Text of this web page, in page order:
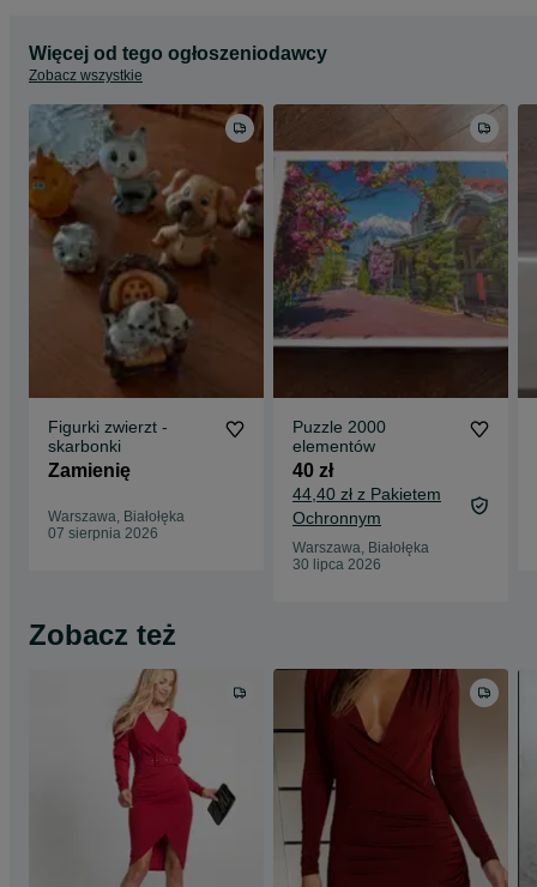
Więcej od tego ogłoszeniodawcy
Zobacz wszystkie
Figurki zwierzt -
skarbonki
Zamienię
Warszawa, Białołęka
07 sierpnia 2026
Puzzle 2000
elementów
40 zł
44,40 zł z Pakietem
Ochronnym
Warszawa, Białołęka
30 lipca 2026
Zobacz też